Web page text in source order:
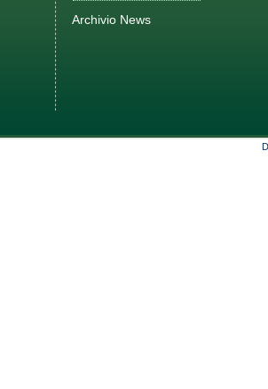
Archivio News